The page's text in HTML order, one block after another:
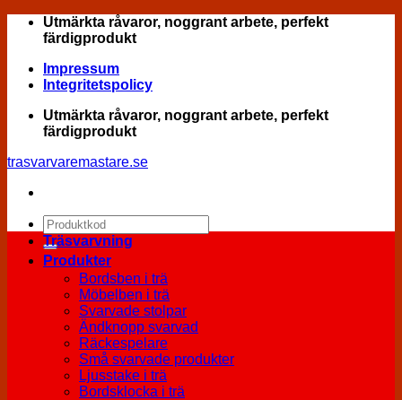
Skip
Utmärkta råvaror, noggrant arbete, perfekt
färdigprodukt
Impressum
Integritetspolicy
Utmärkta råvaror, noggrant arbete, perfekt
färdigprodukt
trasvarvaremastare.se
Sök
efter:
Träsvarvning
Produkter
Bordsben i trä
Möbelben i trä
Svarvade stolpar
Ändknopp svarvad
Räckespelare
Små svarvade produkter
Ljusstake i trä
Bordsklocka i trä